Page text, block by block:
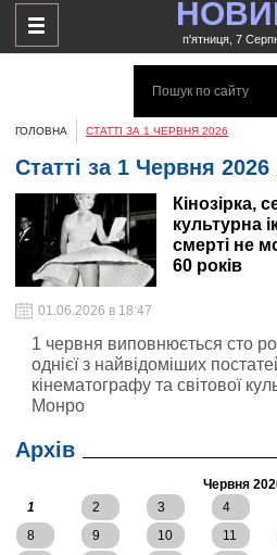
п'ятниця, 7
ГОЛОВНА СТАТТІ ЗА 1 ЧЕРВНЯ 2026
Статті за 1 Червня 2026
Кінозірка,
культурна
смерті не
60 років
01.06.2026 в 18:47
1 червня виповнюється сто
однієї з найвідоміших
кінематографу та світової
Монро
Архів
Червня
1
2 3 4
8
9 10 11